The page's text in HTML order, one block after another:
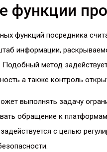
функции
функций посредника
информации,
метод
а также контроль
выполнять задачу
обращение к
с целью